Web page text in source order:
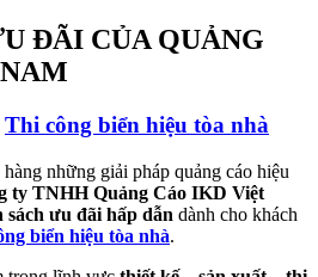
ĐÃI CỦA QUẢNG
Thi công biển hiệu tòa nhà
những giải pháp quảng cáo hiệu
ty TNHH Quảng Cáo IKD Việt
sách ưu đãi hấp dẫn dành cho khách
biển hiệu tòa nhà.